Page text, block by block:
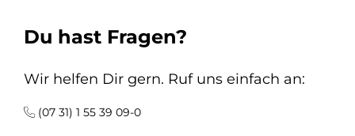
Du hast Fragen?
Wir helfen Dir gern. Ruf uns einfach an:
(07 31) 1 55 39 09-0